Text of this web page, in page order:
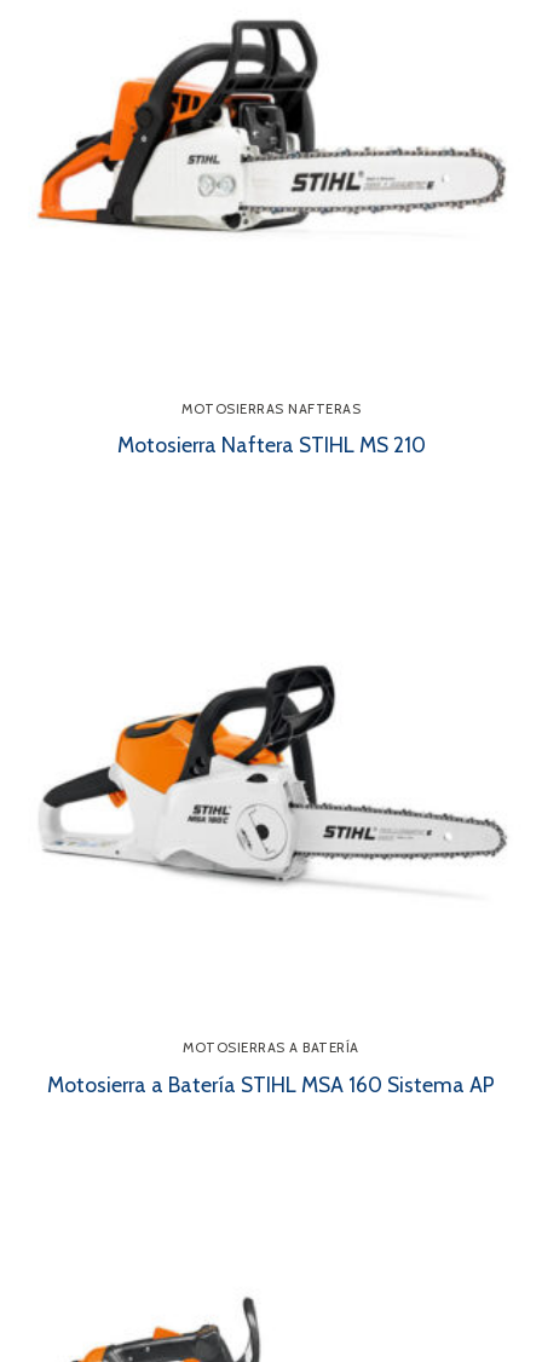
MOTOSIERRAS NAFTERAS
Motosierra Naftera STIHL MS 210
MOTOSIERRAS A BATERÍA
Motosierra a Batería STIHL MSA 160 Sistema AP